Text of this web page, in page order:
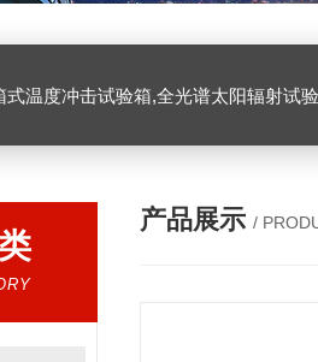
式温度冲击试验箱,全光谱太阳辐射试
产品展示 /